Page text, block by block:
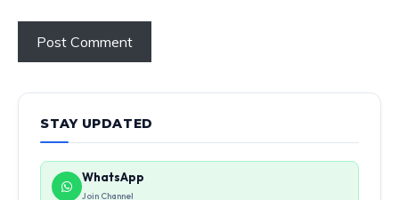
STAY UPDATED
WhatsApp
Join Channel